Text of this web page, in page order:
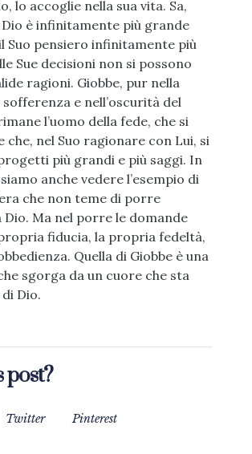
lo accoglie nella sua vita. Sa,
è infinitamente più grande
Suo pensiero infinitamente più
Sue decisioni non si possono
ragioni. Giobbe, pur nella
e nell’oscurità del
l’uomo della fede, che si
che, nel Suo ragionare con Lui, si
più grandi e più saggi. In
anche vedere l’esempio di
che non teme di porre
Dio. Ma nel porre le domande
fiducia, la propria fedeltà,
Quella di Giobbe è una
sgorga da un cuore che sta
Dio.
post?
Twitter Pinterest